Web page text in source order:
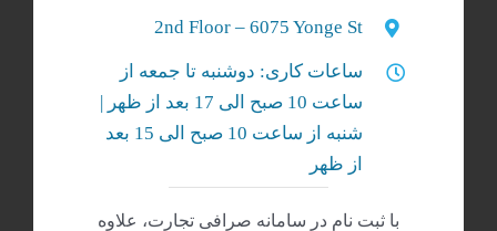
2nd Floor – 6075 Yonge St
ساعات کاری: دوشنبه تا جمعه از
ساعت 10 صبح الی 17 بعد از ظهر |
شنبه‌ از ساعت 10 صبح الی 15 بعد
از ظهر
با ثبت نام در سامانه صرافی تجارت، علاوه